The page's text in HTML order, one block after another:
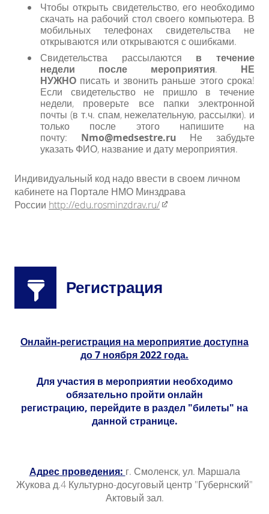
Чтобы открыть свидетельство, его необходимо
скачать на рабочий стол своего компьютера. В
мобильных телефонах свидетельства не
открываются или открываются с ошибками.
Свидетельства рассылаются в течение
недели после мероприятия. НЕ
НУЖНО писать и звонить раньше этого срока!
Если свидетельство не пришло в течение
недели, проверьте все папки электронной
почты (в т.ч. спам, нежелательную, рассылки). и
только после этого напишите на
почту: Nmo@medsestre.ru Не забудьте
указать ФИО, название и дату мероприятия.
Индивидуальный код надо ввести в своем личном
кабинете на Портале НМО Минздрава
России http://edu.rosminzdrav.ru/​
Регистрация
Онлайн-регистрация на мероприятие доступна
до 7 ноября 2022 года.
Для участия в мероприятии необходимо
обязательно пройти онлайн
регистрацию, перейдите в раздел "билеты" на
данной странице.
Адрес проведения: г. Смоленск, ул. Маршала
Жукова д.4 Культурно-досуговый центр "Губернский"
Актовый зал.